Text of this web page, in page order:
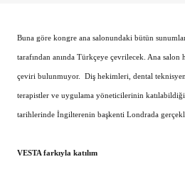
Buna göre kongre ana salonundaki bütün
tarafından anında Türkçeye çevrilecek. Ana
çeviri bulunmuyor. Diş hekimleri, dental
terapistler ve uygulama yöneticilerinin
tarihlerinde İngilterenin başkenti Londrada
VESTA farkıyla katılım